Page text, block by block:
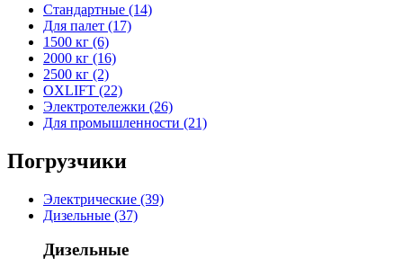
Стандартные (14)
Для палет (17)
1500 кг (6)
2000 кг (16)
2500 кг (2)
OXLIFT (22)
Электротележки (26)
Для промышленности (21)
Погрузчики
Электрические (39)
Дизельные (37)
Дизельные